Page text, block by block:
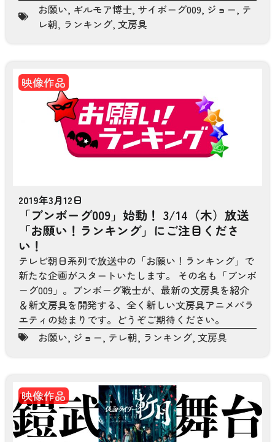
お願い, ギルモア博士, サイボーグ009, ジョー, テ
レ朝, ランキング, 文房具
映像作品
2019年3月12日
「ブンボーグ009」始動！ 3/14（木）放送
「お願い！ランキング」にご注目くださ
い！
テレビ朝日系列で放送中の「お願い！ランキング」で
新たな企画がスタートいたします。 その名も「ブンボ
ーグ009」。ブンボーグ戦士が、最新の文房具を紹介
＆新文房具を開発する、全く新しい文房具アニメバラ
エティの始まりです。どうぞご期待ください。
お願い, ジョー, テレ朝, ランキング, 文房具
映像作品